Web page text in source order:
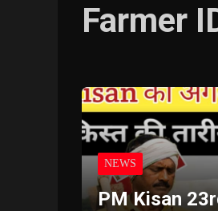
Farmer
NEWS
PM Kisan